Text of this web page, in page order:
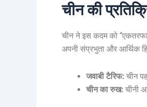
चीन की
चीन ने इस कदम को “एकतरफा
अपनी संप्रभुता और आर्थिक
जवाबी टैरिफ: चीन
चीन का रुख: चीनी